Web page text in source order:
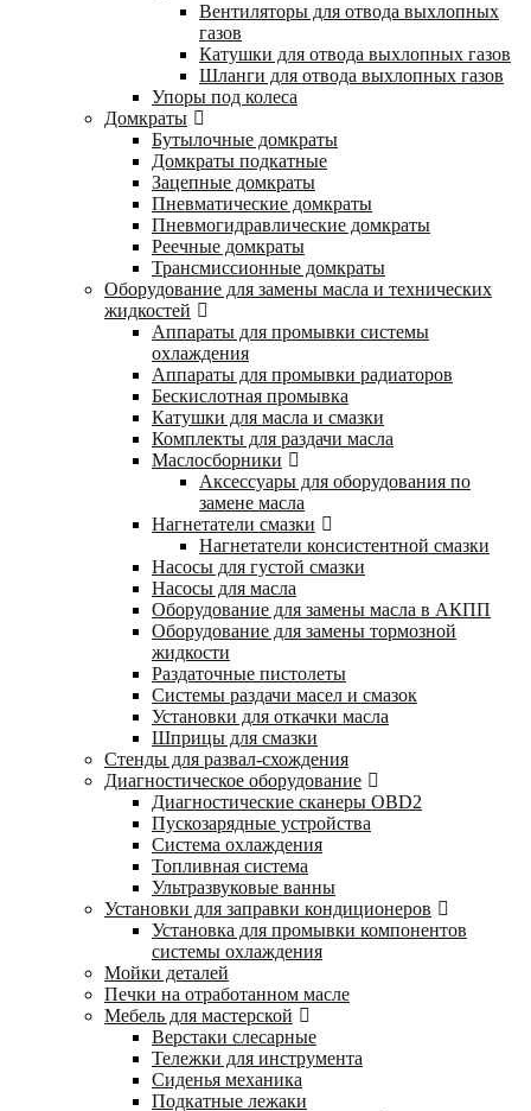
Вентиляторы для отвода выхлопных
газов
Катушки для отвода выхлопных газов
Шланги для отвода выхлопных газов
Упоры под колеса
Домкраты
Бутылочные домкраты
Домкраты подкатные
Зацепные домкраты
Пневматические домкраты
Пневмогидравлические домкраты
Реечные домкраты
Трансмиссионные домкраты
Оборудование для замены масла и технических
жидкостей
Аппараты для промывки системы
охлаждения
Аппараты для промывки радиаторов
Бескислотная промывка
Катушки для масла и смазки
Комплекты для раздачи масла
Маслосборники
Аксессуары для оборудования по
замене масла
Нагнетатели смазки
Нагнетатели консистентной смазки
Насосы для густой смазки
Насосы для масла
Оборудование для замены масла в АКПП
Оборудование для замены тормозной
жидкости
Раздаточные пистолеты
Системы раздачи масел и смазок
Установки для откачки масла
Шприцы для смазки
Стенды для развал-схождения
Диагностическое оборудование
Диагностические сканеры OBD2
Пускозарядные устройства
Система охлаждения
Топливная система
Ультразвуковые ванны
Установки для заправки кондиционеров
Установка для промывки компонентов
системы охлаждения
Мойки деталей
Печки на отработанном масле
Мебель для мастерской
Верстаки слесарные
Тележки для инструмента
Сиденья механика
Подкатные лежаки